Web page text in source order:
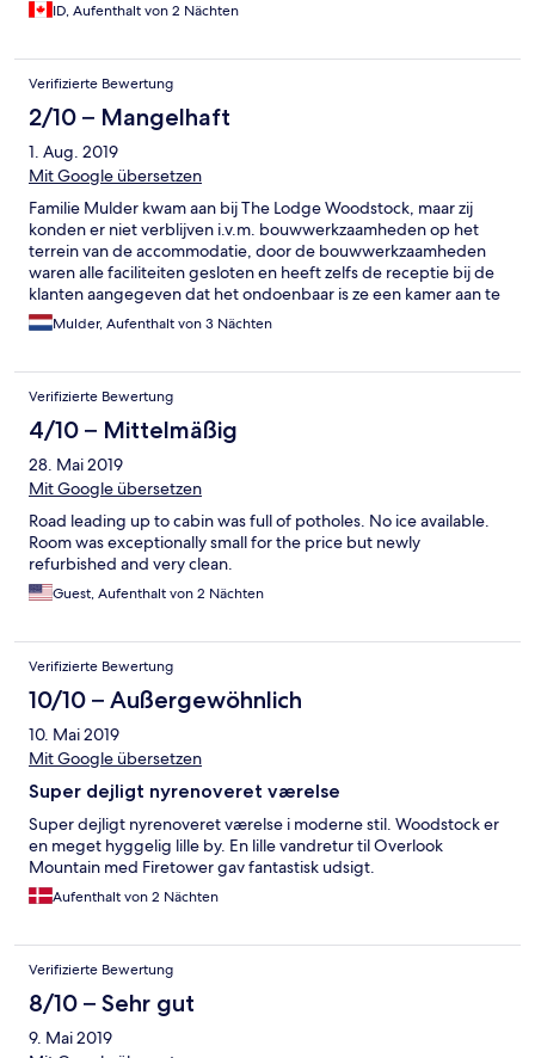
ID, Aufenthalt von 2 Nächten
Verifizierte Bewertung
2/10 – Mangelhaft
1. Aug. 2019
Mit Google übersetzen
Familie Mulder kwam aan bij The Lodge Woodstock, maar zij
konden er niet verblijven i.v.m. bouwwerkzaamheden op het
terrein van de accommodatie, door de bouwwerkzaamheden
waren alle faciliteiten gesloten en heeft zelfs de receptie bij de
klanten aangegeven dat het ondoenbaar is ze een kamer aan te
bieden. Familie Mulder is vervolgens verplaatst naar een
mindere accommodatie; het Dylan Hotel wat langs een snelweg
Mulder, Aufenthalt von 3 Nächten
Verifizierte Bewertung
4/10 – Mittelmäßig
28. Mai 2019
Mit Google übersetzen
Road leading up to cabin was full of potholes. No ice available.
Room was exceptionally small for the price but newly
refurbished and very clean.
Guest, Aufenthalt von 2 Nächten
Verifizierte Bewertung
10/10 – Außergewöhnlich
10. Mai 2019
Mit Google übersetzen
Super dejligt nyrenoveret værelse
Super dejligt nyrenoveret værelse i moderne stil. Woodstock er
en meget hyggelig lille by. En lille vandretur til Overlook
Mountain med Firetower gav fantastisk udsigt.
Aufenthalt von 2 Nächten
Verifizierte Bewertung
8/10 – Sehr gut
9. Mai 2019